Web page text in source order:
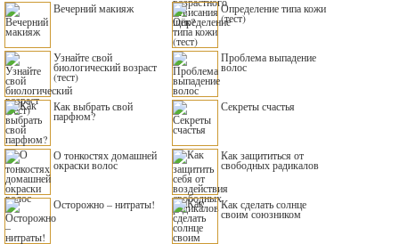
Вечерний макияж Определение типа кожи
(тест)
Узнайте свой
биологический возраст
(тест)
Проблема выпадение
волос
Как выбрать свой
парфюм?
Секреты счастья
О тонкостях домашней
окраски волос
Как защититься от
свободных радикалов
Осторожно – нитраты! Как сделать солнце
своим союзником